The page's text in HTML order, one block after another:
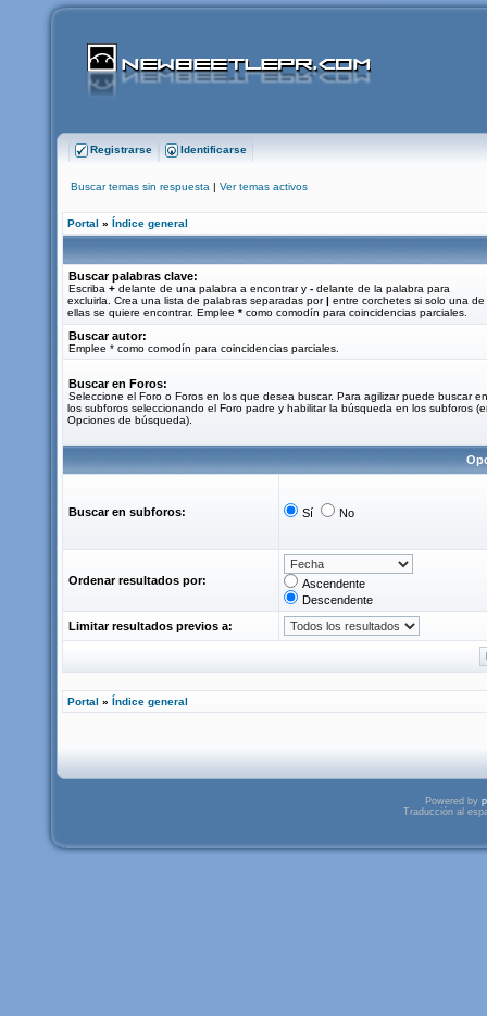
Registrarse Identificarse
Buscar temas sin respuesta | Ver temas activos
Portal » Índice general
Buscar palabras clave:
Escriba + delante de una palabra a encontrar y - delante de la palabra para
excluirla. Crea una lista de palabras separadas por| entre corchetes si solo una de
ellas se quiere encontrar. Emplee * como comodín para coincidencias parciales.
Buscar autor:
Emplee * como comodín para coincidencias parciales.
Buscar en Foros:
Seleccione el Foro o Foros en los que desea buscar. Para agilizar puede buscar en
los subforos seleccionando el Foro padre y habilitar la búsqueda en los subforos
Opciones de búsqueda).
Buscar en subforos: Sí No
Ordenar resultados por:
Ascendente
Descendente
Limitar resultados previos a:
Portal » Índice general
Powered by
Traducción al